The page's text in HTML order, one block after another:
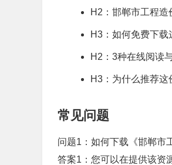
H2：邯郸市工程造
H3：如何免费下载
H2：3种在线阅读
H3：为什么推荐这
常见问题
问题1：如何下载《邯郸市
答案1：您可以在提供该资